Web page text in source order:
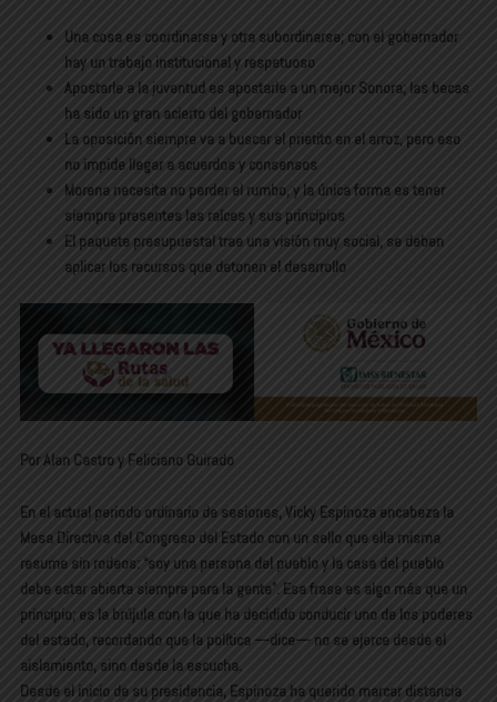
Una cosa es coordinarse y otra subordinarse; con el gobernador
hay un trabajo institucional y respetuoso
Apostarle a la juventud es apostarle a un mejor Sonora; las becas
ha sido un gran acierto del gobernador
La oposición siempre va a buscar el prietito en el arroz, pero eso
no impide llegar a acuerdos y consensos
Morena necesita no perder el rumbo, y la única forma es tener
siempre presentes las raíces y sus principios
El paquete presupuestal trae una visión muy social, se deben
aplicar los recursos que detonen el desarrollo
Por Alan Castro y Feliciano Guirado
En el actual periodo ordinario de sesiones, Vicky Espinoza encabeza la
Mesa Directiva del Congreso del Estado con un sello que ella misma
resume sin rodeos: “soy una persona del pueblo y la casa del pueblo
debe estar abierta siempre para la gente”. Esa frase es algo más que un
principio; es la brújula con la que ha decidido conducir uno de los poderes
del estado, recordando que la política —dice— no se ejerce desde el
aislamiento, sino desde la escucha.
Desde el inicio de su presidencia, Espinoza ha querido marcar distancia